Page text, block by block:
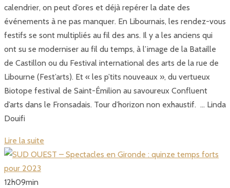
calendrier, on peut d’ores et déjà repérer la date des
événements à ne pas manquer. En Libournais, les rendez-vous
festifs se sont multipliés au fil des ans. Il y a les anciens qui
ont su se moderniser au fil du temps, à l’image de la Bataille
de Castillon ou du Festival international des arts de la rue de
Libourne (Fest’arts). Et « les p’tits nouveaux », du vertueux
Biotope festival de Saint-Émilion au savoureux Confluent
d’arts dans le Fronsadais. Tour d’horizon non exhaustif. … Linda
Douifi
Lire la suite
12h09min